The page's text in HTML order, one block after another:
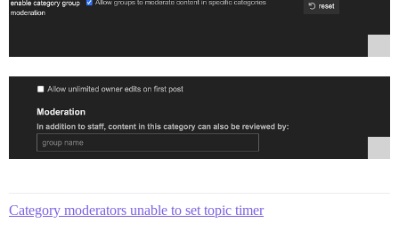
Category moderators unable to set topic timer